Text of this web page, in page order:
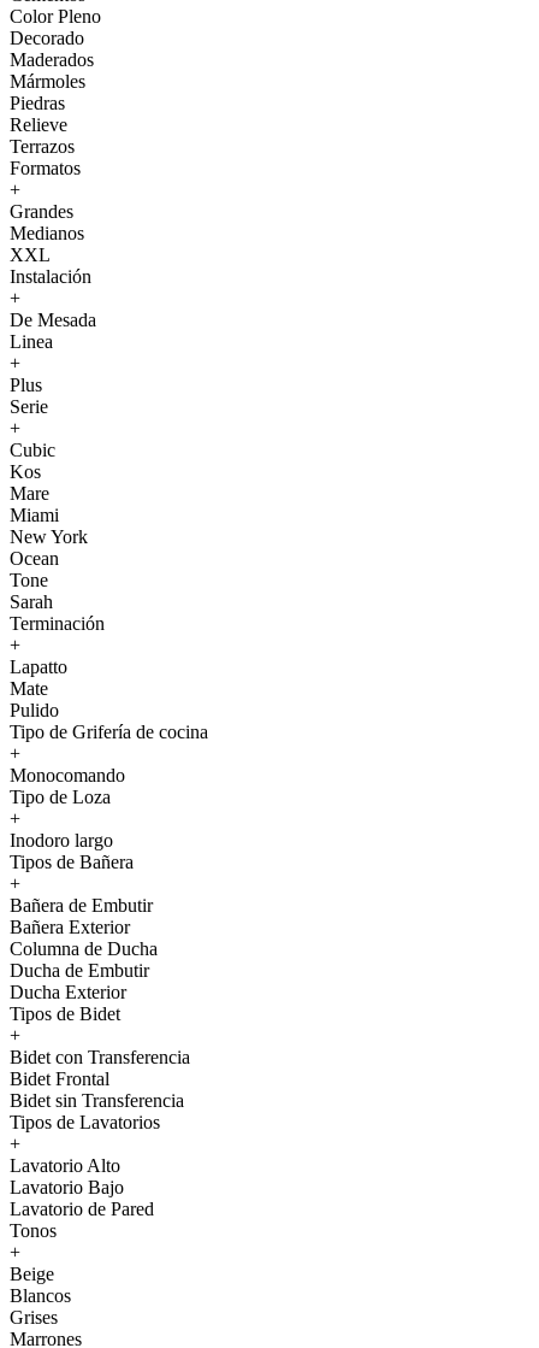
Color Pleno
Decorado
Maderados
Mármoles
Piedras
Relieve
Terrazos
Formatos
+
Grandes
Medianos
XXL
Instalación
+
De Mesada
Linea
+
Plus
Serie
+
Cubic
Kos
Mare
Miami
New York
Ocean
Tone
Sarah
Terminación
+
Lapatto
Mate
Pulido
Tipo de Grifería de cocina
+
Monocomando
Tipo de Loza
+
Inodoro largo
Tipos de Bañera
+
Bañera de Embutir
Bañera Exterior
Columna de Ducha
Ducha de Embutir
Ducha Exterior
Tipos de Bidet
+
Bidet con Transferencia
Bidet Frontal
Bidet sin Transferencia
Tipos de Lavatorios
+
Lavatorio Alto
Lavatorio Bajo
Lavatorio de Pared
Tonos
+
Beige
Blancos
Grises
Marrones